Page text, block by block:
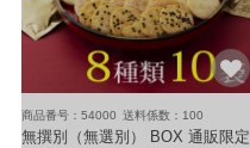
商品番号：54000 送料係数：100
無撰別（無選別） BOX 通販限定